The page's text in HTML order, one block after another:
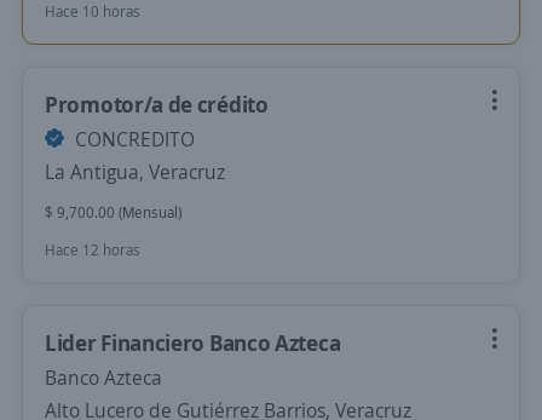
Hace 10 horas
Promotor/a de crédito
CONCREDITO
La Antigua, Veracruz
$ 9,700.00 (Mensual)
Hace 12 horas
Lider Financiero Banco Azteca
Banco Azteca
Alto Lucero de Gutiérrez Barrios, Veracruz